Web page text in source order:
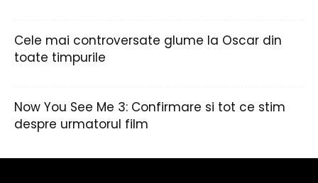
Cele mai controversate glume la Oscar din
toate timpurile
Now You See Me 3: Confirmare si tot ce stim
despre urmatorul film